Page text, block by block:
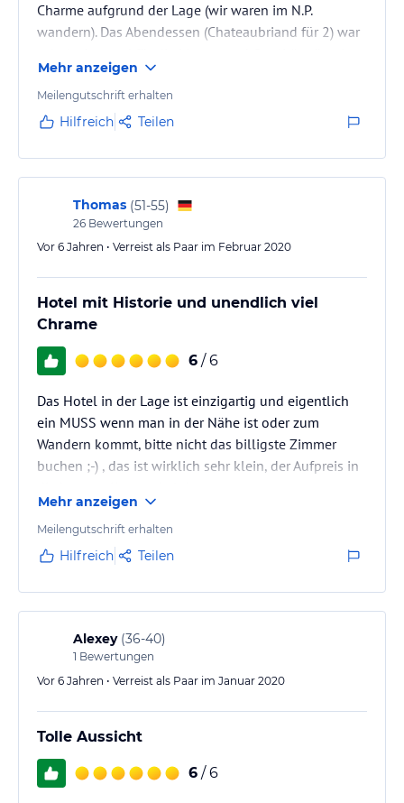
Charme aufgrund der Lage (wir waren im N.P.
wandern). Das Abendessen (Chateaubriand für 2) war
Mehr anzeigen
Meilengutschrift erhalten
Hilfreich Teilen
Thomas (51-55)
26 Bewertungen
Vor 6 Jahren • Verreist als Paar im Februar 2020
Hotel mit Historie und unendlich viel
Chrame
6 / 6
Das Hotel in der Lage ist einzigartig und eigentlich
ein MUSS wenn man in der Nähe ist oder zum
Wandern kommt, bitte nicht das billigste Zimmer
buchen ;-) , das ist wirklich sehr klein, der Aufpreis in
Mehr anzeigen
Meilengutschrift erhalten
Hilfreich Teilen
Alexey (36-40)
1 Bewertungen
Vor 6 Jahren • Verreist als Paar im Januar 2020
Tolle Aussicht
6 / 6